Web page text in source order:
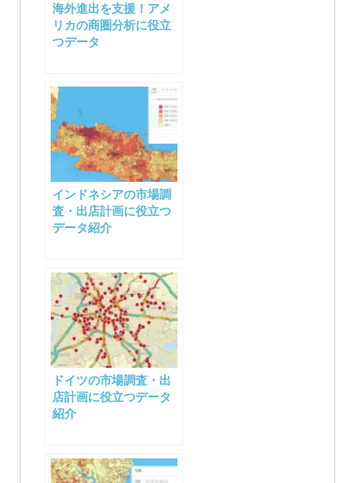
海外進出を支援！アメ
リカの商圏分析に役立
つデータ
インドネシアの市場調
査・出店計画に役立つ
データ紹介
ドイツの市場調査・出
店計画に役立つデータ
紹介